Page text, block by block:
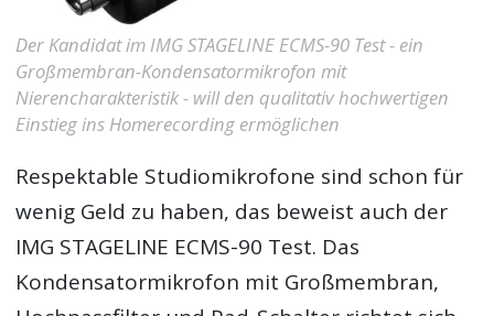
Der Kandidat im IMG STAGELINE ECMS-90 Test - ein
Großmembran-Kondensatormikrofon mit
Nierencharakteristik - will den qualitativ hochwertigen
Einstieg ins Homerecording ermöglichen
Respektable Studiomikrofone sind schon für
wenig Geld zu haben, das beweist auch der
IMG STAGELINE ECMS-90 Test. Das
Kondensatormikrofon mit Großmembran,